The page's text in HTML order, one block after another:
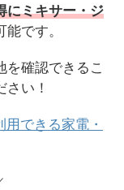
にミキサー・ジ
です。
を確認できるこ
い！
用できる家電・